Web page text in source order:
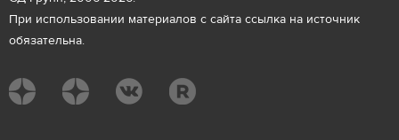
При использовании материалов с сайта ссылка на источник
обязательна.